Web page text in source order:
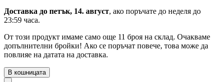
Доставка до петък, 14. август, ако поръчате до неделя до
23:59 часа.
От този продукт имаме само още 11 броя на склад. Очакваме
допълнителни бройки! Ако се поръчат повече, това може да
повлияе на датата на доставка.
В кошницата